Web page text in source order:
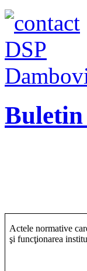
Actele normative
şi funcţionarea